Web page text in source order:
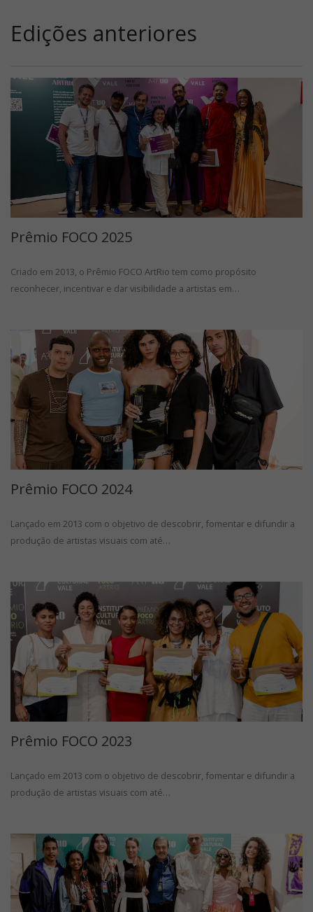
Edições anteriores
Prêmio FOCO 2025
Criado em 2013, o Prêmio FOCO ArtRio tem como propósito
reconhecer, incentivar e dar visibilidade a artistas em…
Prêmio FOCO 2024
Lançado em 2013 com o objetivo de descobrir, fomentar e difundir a
produção de artistas visuais com até…
Prêmio FOCO 2023
Lançado em 2013 com o objetivo de descobrir, fomentar e difundir a
produção de artistas visuais com até…